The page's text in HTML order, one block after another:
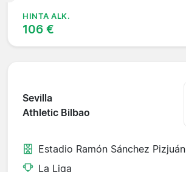
HINTA ALK.
106 €
Sevilla
Athletic Bilbao
Estadio Ramón Sánchez Pizjuán
La Liga